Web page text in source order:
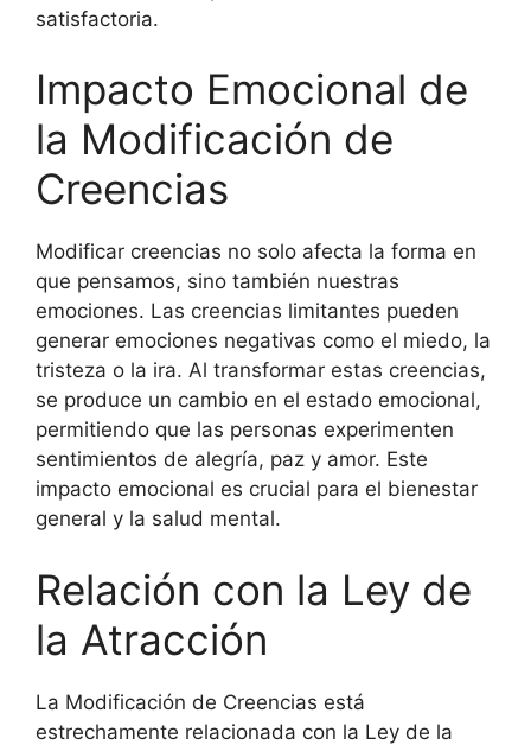
satisfactoria.
Impacto Emocional de
la Modificación de
Creencias
Modificar creencias no solo afecta la forma en
que pensamos, sino también nuestras
emociones. Las creencias limitantes pueden
generar emociones negativas como el miedo, la
tristeza o la ira. Al transformar estas creencias,
se produce un cambio en el estado emocional,
permitiendo que las personas experimenten
sentimientos de alegría, paz y amor. Este
impacto emocional es crucial para el bienestar
general y la salud mental.
Relación con la Ley de
la Atracción
La Modificación de Creencias está
estrechamente relacionada con la Ley de la